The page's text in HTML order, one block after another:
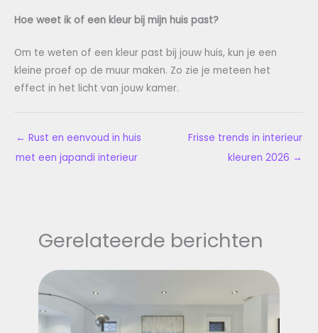
Hoe weet ik of een kleur bij mijn huis past?
Om te weten of een kleur past bij jouw huis, kun je een
kleine proef op de muur maken. Zo zie je meteen het
effect in het licht van jouw kamer.
← Rust en eenvoud in huis
met een japandi interieur
Frisse trends in interieur
kleuren 2026 →
Gerelateerde berichten